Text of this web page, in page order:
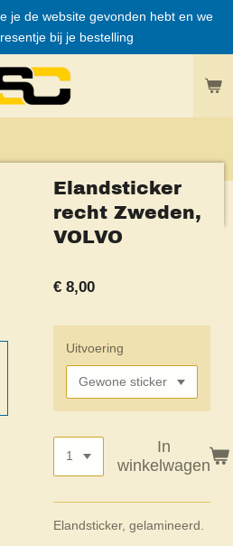
je de website gevonden hebt en we
bij je bestelling
Elandsticker
recht Zweden,
VOLVO
€ 8,00
Uitvoering
In
winkelwagen
Elandsticker, gelamineerd.